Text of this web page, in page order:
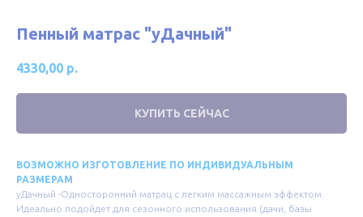
Пенный матрас "уДачный"
4330,00 р.
КУПИТЬ СЕЙЧАС
ВОЗМОЖНО ИЗГОТОВЛЕНИЕ ПО ИНДИВИДУАЛЬНЫМ
РАЗМЕРАМ
уДачный -Односторонний матрац с легким массажным эффектом.
Идеально подойдет для сезонного использования (дачи, базы